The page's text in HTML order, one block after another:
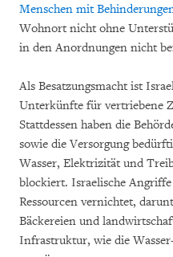
Menschen mit
Wohnort nicht ohne
in den Anordnungen nicht
Als Besatzungsmacht ist
Unterkünfte für vertriebene
Stattdessen haben die
sowie die Versorgung
Wasser, Elektrizität und
blockiert. Israelische
Ressourcen vernichtet,
Bäckereien und
Infrastruktur, wie die